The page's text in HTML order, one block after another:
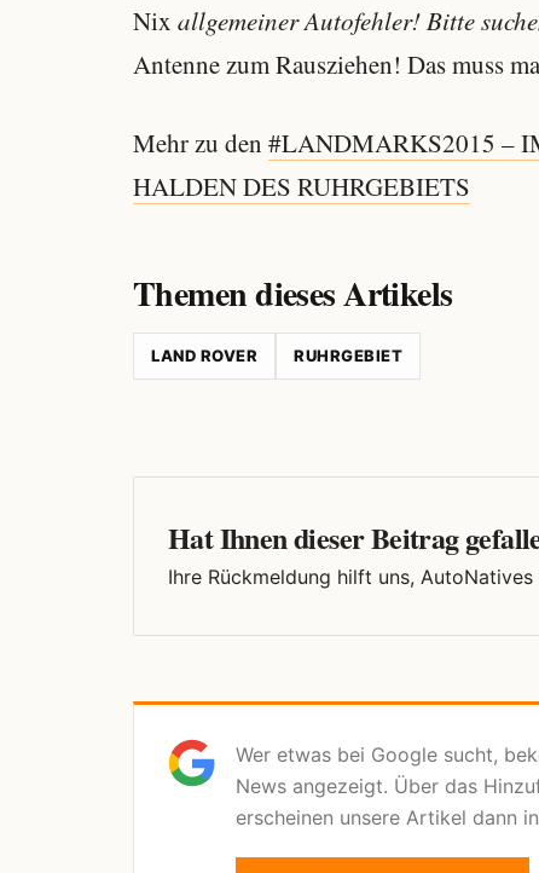
Nix allgemeiner Autofehler! Bitte
Antenne zum Rausziehen! Das muss
Mehr zu den #LANDMARKS2015 –
HALDEN DES RUHRGEBIETS
Themen dieses Artikels
LAND ROVER RUHRGEBIET
Hat Ihnen dieser Beitrag
Ihre Rückmeldung hilft uns,
Wer etwas bei Google sucht,
News angezeigt. Über das
erscheinen unsere Artikel dann